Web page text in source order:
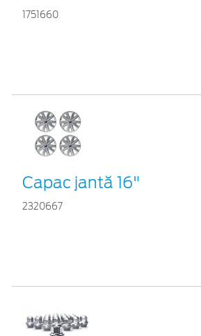
1751660
Capac jantă 16"
2320667